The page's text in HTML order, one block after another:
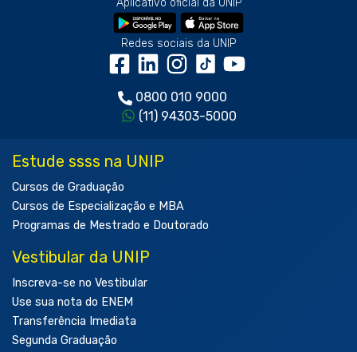
Aplicativo oficial da UNIP
Redes sociais da UNIP
0800 010 9000
(11) 94303-5000
Estude ssss na UNIP
Cursos de Graduação
Cursos de Especialização e MBA
Programas de Mestrado e Doutorado
Vestibular da UNIP
Inscreva-se no Vestibular
Use sua nota do ENEM
Transferência Imediata
Segunda Graduação